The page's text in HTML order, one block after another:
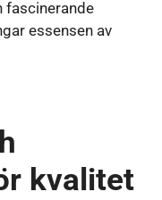
fascinerande
essensen av
kvalitet